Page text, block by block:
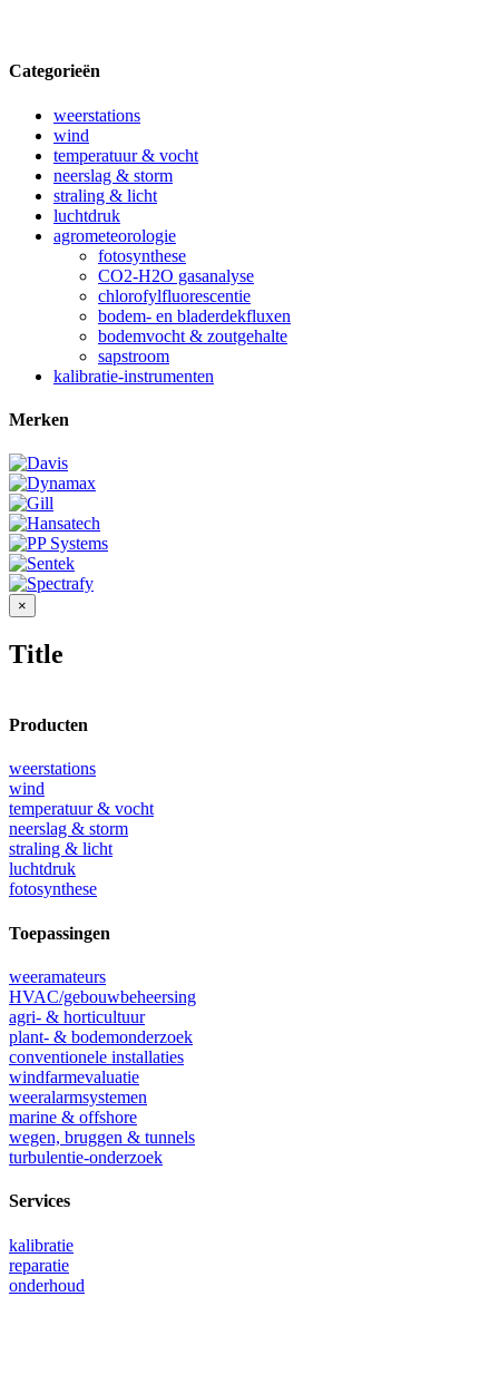
Categorieën
weerstations
wind
temperatuur & vocht
neerslag & storm
straling & licht
luchtdruk
agrometeorologie
fotosynthese
CO2-H2O gasanalyse
chlorofylfluorescentie
bodem- en bladerdekfluxen
bodemvocht & zoutgehalte
sapstroom
kalibratie-instrumenten
Merken
Close
product
view
×
Title
Producten
weerstations
wind
temperatuur & vocht
neerslag & storm
straling & licht
luchtdruk
fotosynthese
Toepassingen
weeramateurs
HVAC/gebouwbeheersing
agri- & horticultuur
plant- & bodemonderzoek
conventionele installaties
windfarmevaluatie
weeralarmsystemen
marine & offshore
wegen, bruggen & tunnels
turbulentie-onderzoek
Services
kalibratie
reparatie
onderhoud